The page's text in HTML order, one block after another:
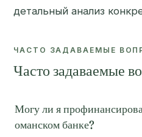
детальный анализ
ЧАСТО ЗАДАВАЕМЫЕ
Часто задаваемые
Могу ли я
оманском банке?